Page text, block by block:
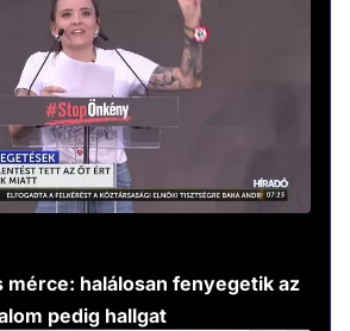
halálosan fenyegetik az
pedig hallgat